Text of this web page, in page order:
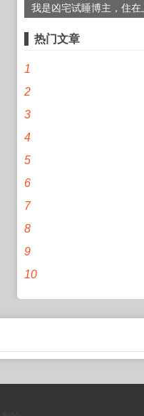
我是凶宅试睡博主，住
热门文章
1
2
3
4
5
6
7
8
9
10